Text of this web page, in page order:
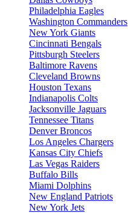
Philadelphia Eagles
Washington Commanders
New York Giants
Cincinnati Bengals
Pittsburgh Steelers
Baltimore Ravens
Cleveland Browns
Houston Texans
Indianapolis Colts
Jacksonville Jaguars
Tennessee Titans
Denver Broncos
Los Angeles Chargers
Kansas City Chiefs
Las Vegas Raiders
Buffalo Bills
Miami Dolphins
New England Patriots
New York Jets